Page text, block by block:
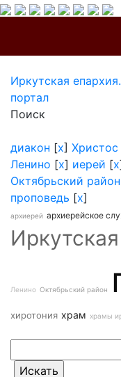
Иркутская
портал
Поиск
диакон [x] Христос
Ленино [x] иерей [x
Октябрьский район
проповедь [x]
архиерей архиерейское
Ленино Октябрьский район
хиротония храм храмы